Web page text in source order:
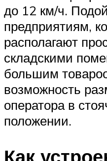
до 12 км/ч.
предприятиям,
располагают
складскими
большим
возможность
оператора в
положении.